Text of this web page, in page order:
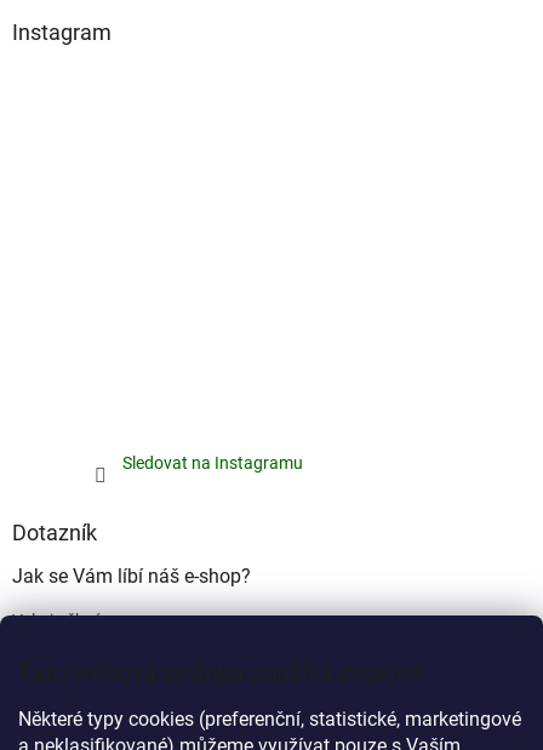
Tato webová stránka používá cookies
Některé typy cookies (preferenční, statistické, marketingové
Instagram
Sledovat na Instagramu
Dotazník
Jak se Vám líbí náš e-shop?
Velmi pěkný
Ujde to
Nelíbí se mi